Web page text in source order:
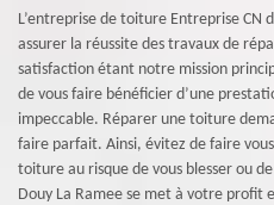
L’entreprise de toiture Entreprise CN
assurer la réussite des travaux de
satisfaction étant notre mission
de vous faire bénéficier d’une
impeccable. Réparer une toiture
faire parfait. Ainsi, évitez de faire
toiture au risque de vous blesser ou
Douy La Ramee se met à votre profit